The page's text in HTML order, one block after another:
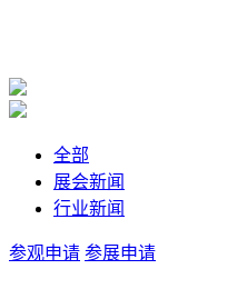
全部
展会新闻
行业新闻
参观申请 参展申请